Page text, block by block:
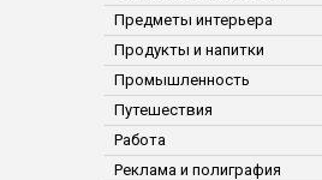
Предметы интерьера
Продукты и напитки
Промышленность
Путешествия
Работа
Реклама и полиграфия